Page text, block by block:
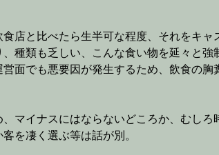
店と比べたら生半可な程度、それをキャ
種類も乏しい、こんな食い物を延々と強
面でも悪要因が発生するため、飲食の胸
マイナスにはならないどころか、むしろ
を凄く選ぶ等は話が別。